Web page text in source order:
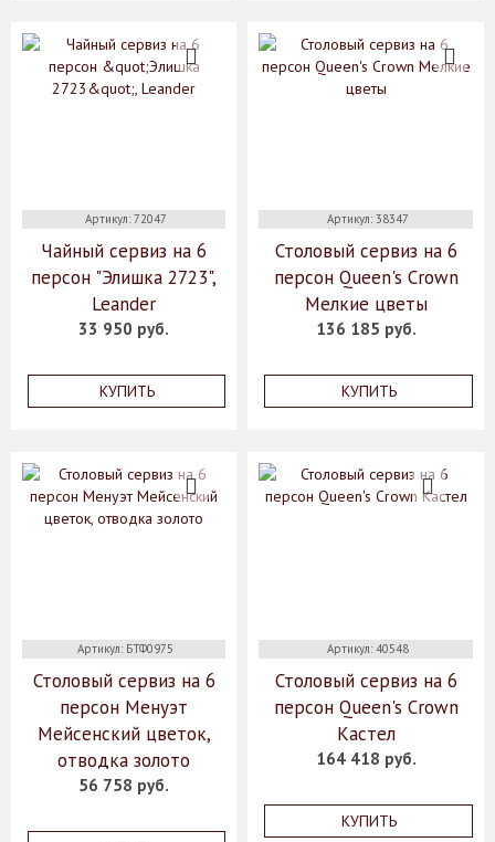
Артикул: 72047
Чайный сервиз на 6
персон "Элишка 2723",
Leander
33 950 руб.
КУПИТЬ
Артикул: 38347
Столовый сервиз на 6
персон Queen's Crown
Мелкие цветы
136 185 руб.
КУПИТЬ
Артикул: БТФ0975
Столовый сервиз на 6
персон Менуэт
Мейсенский цветок,
отводка золото
56 758 руб.
Артикул: 40548
Столовый сервиз на 6
персон Queen's Crown
Кастел
164 418 руб.
КУПИТЬ